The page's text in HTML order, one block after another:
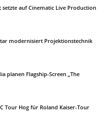
setzte auf Cinematic Live Production
modernisiert Projektionstechnik
planen Flagship-Screen „The
Tour Hog für Roland Kaiser-Tour